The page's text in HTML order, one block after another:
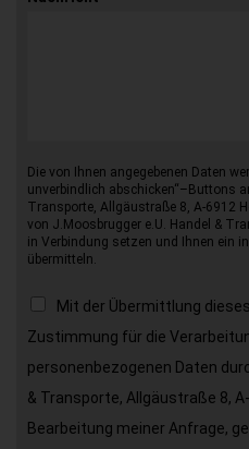
Die von Ihnen angegebenen Daten
unverbindlich abschicken“–Buttons
Transporte, Allgäustraße 8, A-6912
von J.Moosbrugger e.U. Handel &
in Verbindung setzen und Ihnen ein
übermitteln.
Mit der Übermittlung
Zustimmung für die
personenbezogenen Daten
& Transporte, Allgäustraße 8,
Bearbeitung meiner Anfrage,